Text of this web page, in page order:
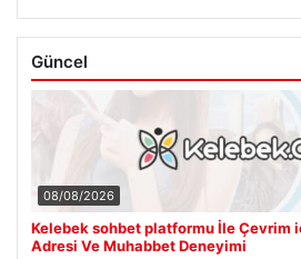
Güncel
08/08/2026
Kelebek sohbet platformu İle Çevrim
Adresi Ve Muhabbet Deneyimi